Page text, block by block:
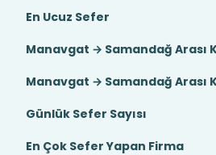
En Ucuz Sefer
Manavgat → Samandağ Arası
Manavgat → Samandağ Arası
Günlük Sefer Sayısı
En Çok Sefer Yapan Firma